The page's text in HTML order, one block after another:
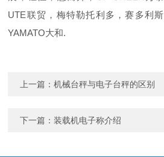
UTE联贸，梅特勒托利多，赛多利
YAMATO大和.
上一篇：机械台秤与电子台秤的区别
下一篇：装载机电子称介绍